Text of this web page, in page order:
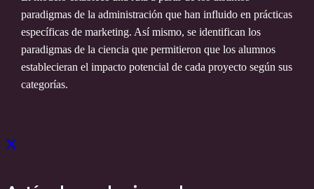
paradigmas de la administración que han influido en prácticas
específicas de marketing. Así mismo, se identifican los
paradigmas de la ciencia que permitieron que los alumnos
establecieran el impacto potencial de cada proyecto según sus
categorías.